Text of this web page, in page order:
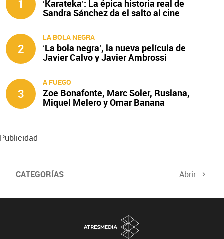
1 ‘Karateka’: La épica historia real de
Sandra Sánchez da el salto al cine
2
LA BOLA NEGRA
‘La bola negra’, la nueva película de
Javier Calvo y Javier Ambrossi
3
A FUEGO
Zoe Bonafonte, Marc Soler, Ruslana,
Miquel Melero y Omar Banana
protagonizan ‘A fuego’
Publicidad
CATEGORÍAS Abrir